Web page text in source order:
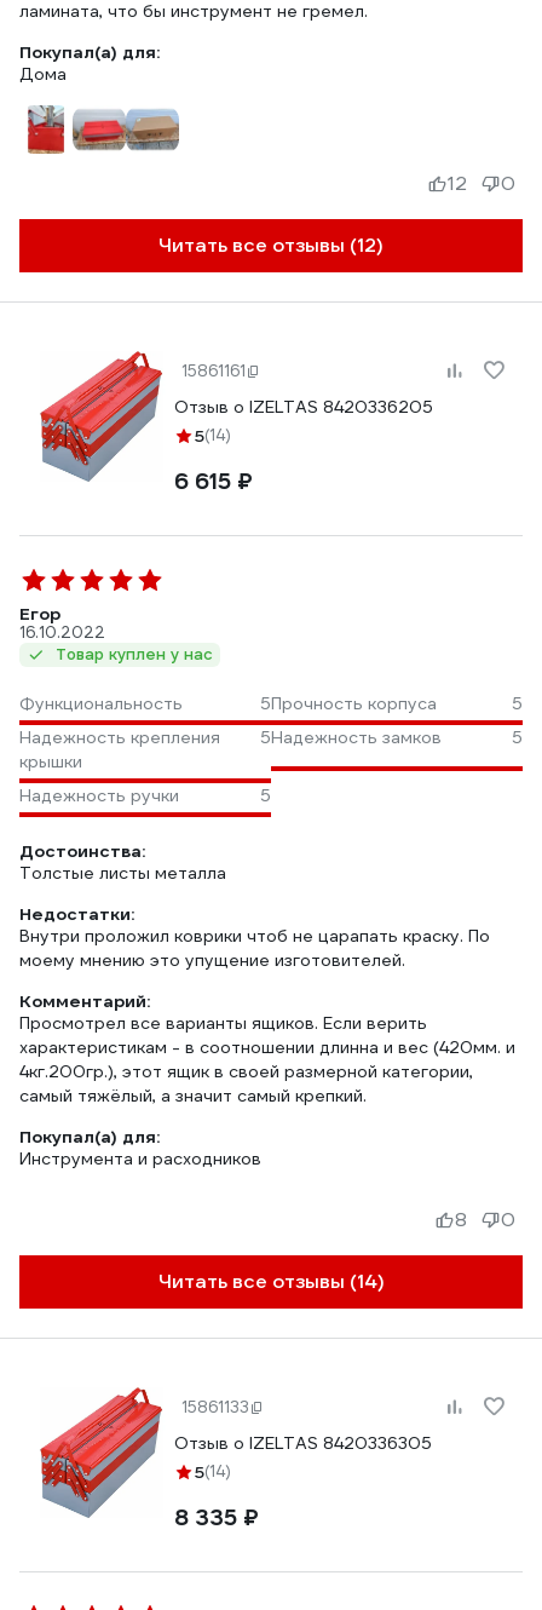
ламината, что бы инструмент не гремел.
Покупал(а) для:
Дома
Читать все отзывы (12)
12 0
15861161
Отзыв о IZELTAS 8420336205
5(14)
6 615 ₽
Егор
16.10.2022
Товар куплен у нас
Функциональность 5Прочность корпуса
5
Надежность крепления
крышки
5Надежность замков 5
Надежность ручки 5
Достоинства:
Толстые листы металла
Недостатки:
Внутри проложил коврики чтоб не царапать краску. По
моему мнению это упущение изготовителей.
Комментарий:
Просмотрел все варианты ящиков. Если верить
характеристикам - в соотношении длинна и вес (420мм. и
4кг.200гр.), этот ящик в своей размерной категории,
самый тяжёлый, а значит самый крепкий.
Покупал(а) для:
Инструмента и расходников
Читать все отзывы (14)
8 0
15861133
Отзыв о IZELTAS 8420336305
5(14)
8 335 ₽